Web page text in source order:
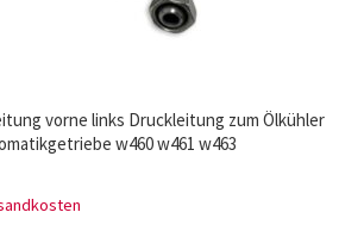
vorne links Druckleitung zum Ölkühler
w460 w461 w463